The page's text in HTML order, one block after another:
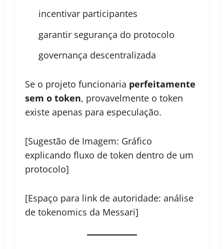
incentivar participantes
garantir segurança do protocolo
governança descentralizada
Se o projeto funcionaria perfeitamente
sem o token, provavelmente o token
existe apenas para especulação.
[Sugestão de Imagem: Gráfico
explicando fluxo de token dentro de um
protocolo]
[Espaço para link de autoridade: análise
de tokenomics da Messari]